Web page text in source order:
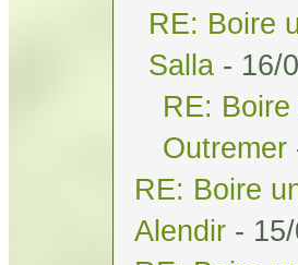
RE: Boire
Salla - 16/
RE:
Outremer
RE: Boire
Alendir -